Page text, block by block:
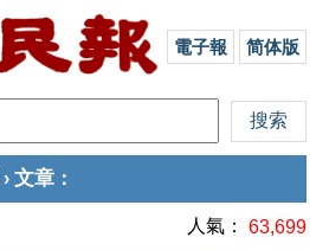
電子報 简体版
› 文章 ：
人氣： 63,699